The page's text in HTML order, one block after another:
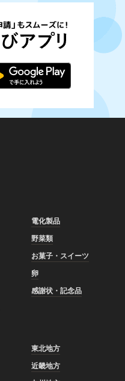
電化製品
野菜類
お菓子・スイーツ
卵
感謝状・記念品
東北地方
近畿地方